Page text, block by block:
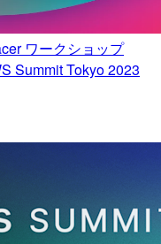
ワークショップ
Summit Tokyo 2023